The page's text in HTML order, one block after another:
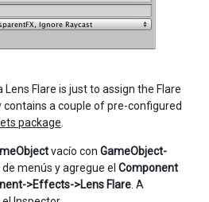
Flare is just to assign the Flare
contains a couple of pre-configured
package
vacío con GameObject-
menús y agregue el Component
>Effects->Lens Flare . A